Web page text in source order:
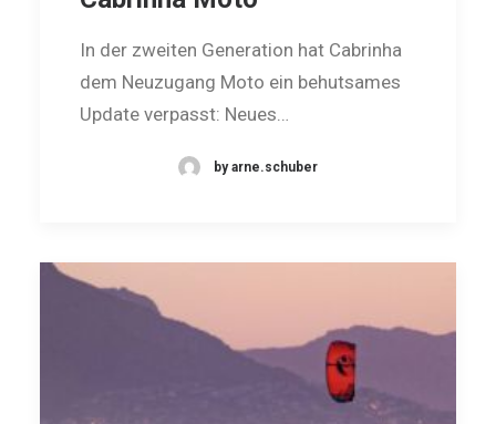
In der zweiten Generation hat Cabrinha
dem Neuzugang Moto ein be­hut­sames
Update verpasst: Neues…
by arne.schuber